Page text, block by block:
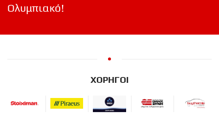
Ολυμπιακό!
ΧΟΡΗΓΟΙ